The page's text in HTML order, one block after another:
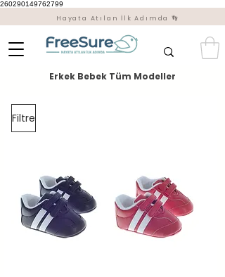
260290149762799
Hayata Atılan İlk Adımda 👣
Erkek Bebek Tüm Modeller
Filtre